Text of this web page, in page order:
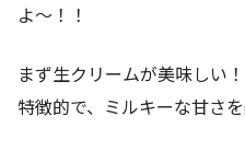
よ～！！
まず生クリームが美味しい
特徴的で、ミルキーな甘さ